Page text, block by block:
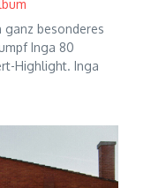
ganz besonderes
Inga 80
Highlight. Inga